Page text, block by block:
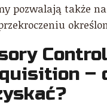
pozwalają także
–